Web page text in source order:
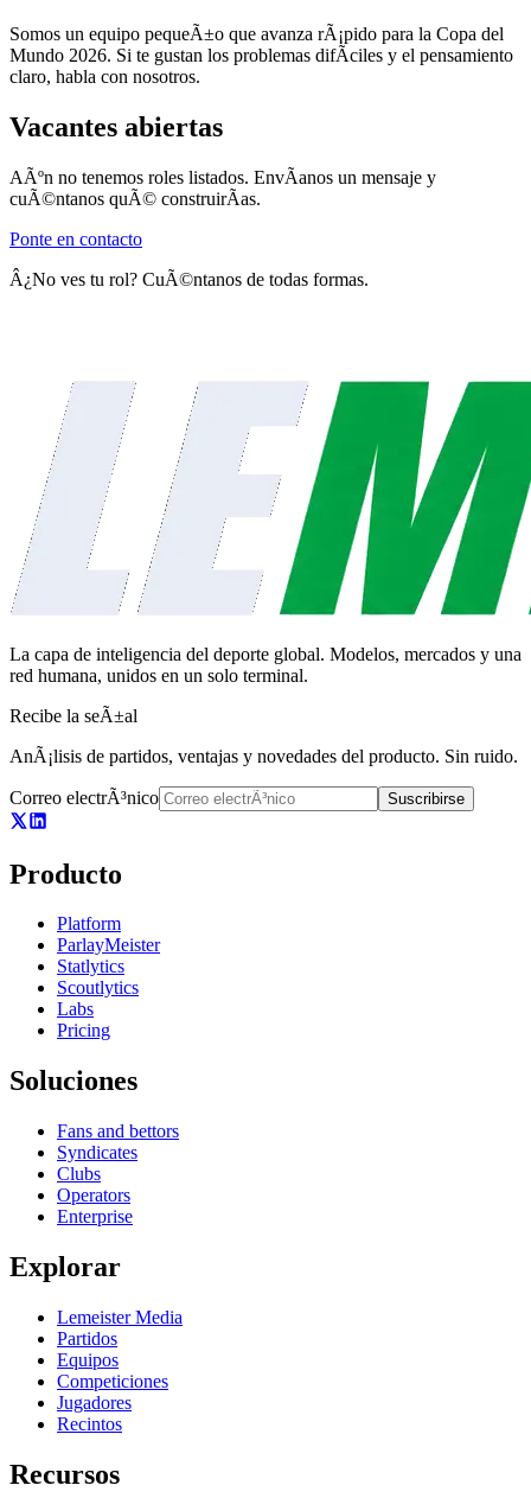
Somos un equipo pequeÃ±o que avanza rÃ¡pido para la Copa del
Mundo 2026. Si te gustan los problemas difÃ­ciles y el pensamiento
claro, habla con nosotros.
Vacantes abiertas
AÃºn no tenemos roles listados. EnvÃ­anos un mensaje y
cuÃ©ntanos quÃ© construirÃ­as.
Ponte en contacto
Â¿No ves tu rol? CuÃ©ntanos de todas formas.
La capa de inteligencia del deporte global. Modelos, mercados y una
red humana, unidos en un solo terminal.
Recibe la seÃ±al
AnÃ¡lisis de partidos, ventajas y novedades del producto. Sin ruido.
Correo electrÃ³nico Suscribirse
Producto
Platform
ParlayMeister
Statlytics
Scoutlytics
Labs
Pricing
Soluciones
Fans and bettors
Syndicates
Clubs
Operators
Enterprise
Explorar
Lemeister Media
Partidos
Equipos
Competiciones
Jugadores
Recintos
Recursos